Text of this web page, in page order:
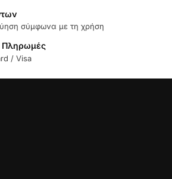
σύμφωνα με τη χρήση
Πληρωμές
/ Visa